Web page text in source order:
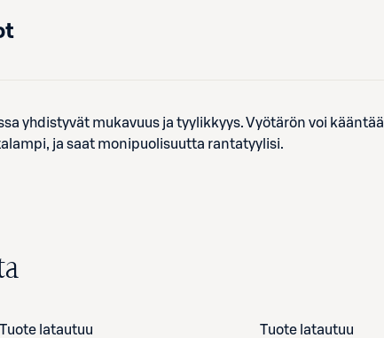
yhdistyvät mukavuus ja tyylikkyys. Vyötärön voi kääntää
ja saat monipuolisuutta rantatyylisi.
Tuote latautuu Tuote latautuu